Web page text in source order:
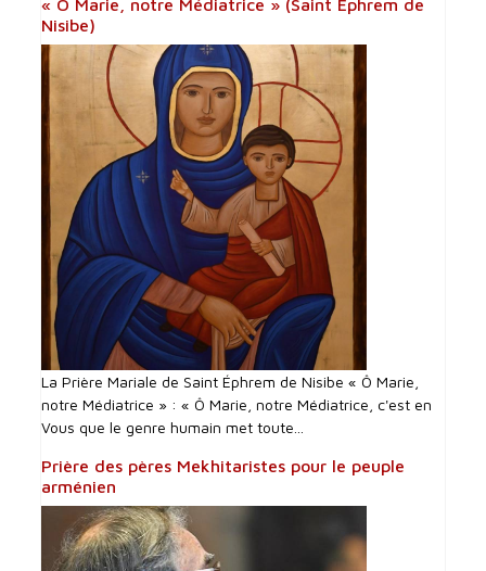
« Ô Marie, notre Médiatrice » (Saint Éphrem de
Nisibe)
La Prière Mariale de Saint Éphrem de Nisibe « Ô Marie,
notre Médiatrice » : « Ô Marie, notre Médiatrice, c'est en
Vous que le genre humain met toute...
Prière des pères Mekhitaristes pour le peuple
arménien